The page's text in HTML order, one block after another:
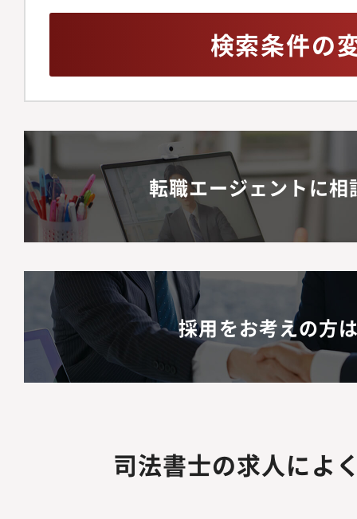
ング等を通じて、リ
グラム策定、モニタ
クルを実務担当とし
クマネジメント委員
員会の円滑な運営を
て、より広範なガバ
ていただく想定です。
の他社内決裁制度の
株予約権の発行、管
育、風土改革プログ
的勢力排除体制の整
ミッション・ビジョ
うる合理的な経営判
守り、「すべての人
というADKパーパス
イアンス、コーポレ
について＞在籍メン
率：約50％事業会社
ど、多様な法務バッ
バーが協働していま
います。OJT + ADK
UNIVERSITY 等） に
検索条件の
転職エージェントに相
採用をお考えの方
司法書士の求人によ